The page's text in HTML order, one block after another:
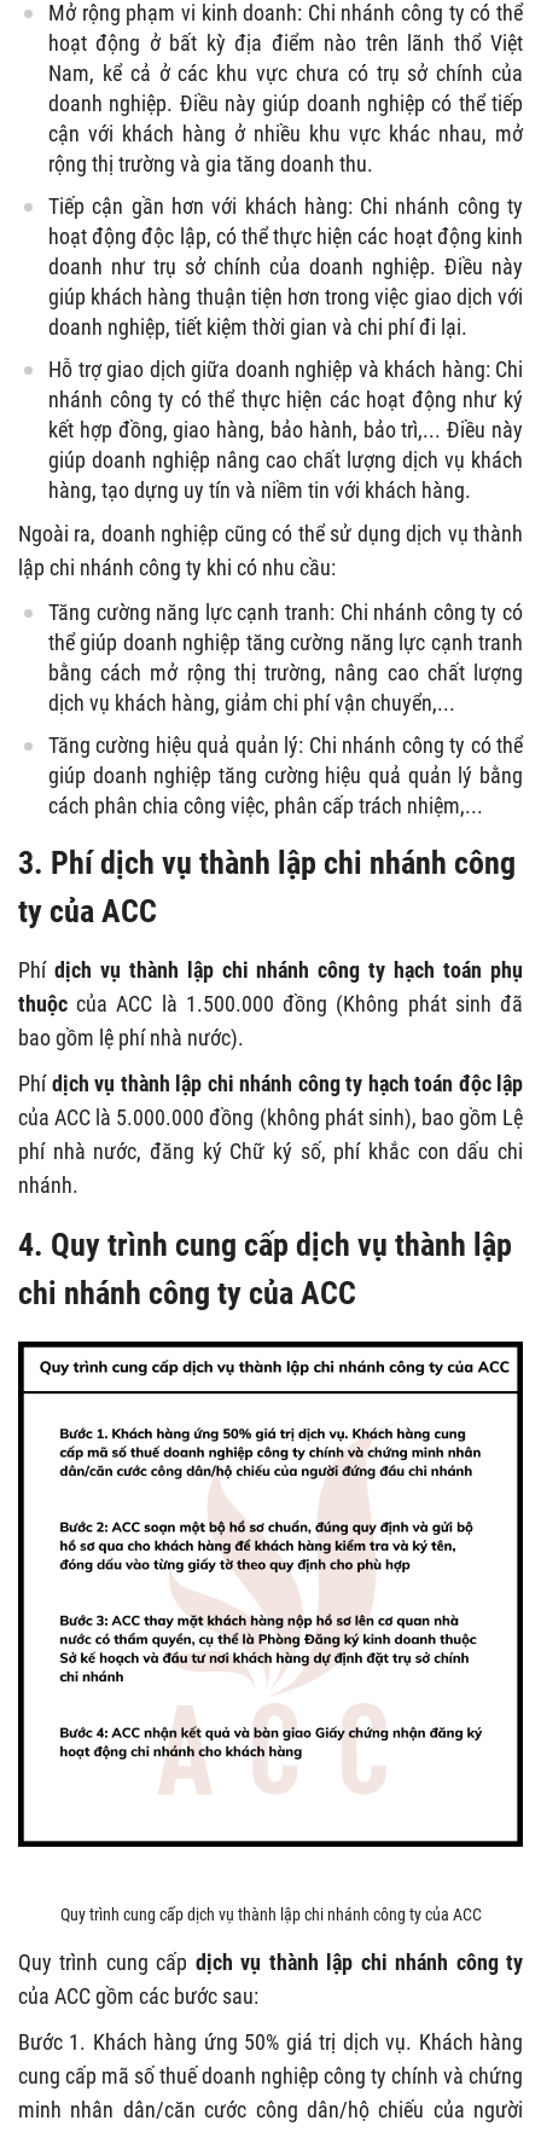
Mở rộng phạm vi kinh doanh: Chi nhánh công ty có thể
hoạt động ở bất kỳ địa điểm nào trên lãnh thổ Việt
Nam, kể cả ở các khu vực chưa có trụ sở chính của
doanh nghiệp. Điều này giúp doanh nghiệp có thể tiếp
cận với khách hàng ở nhiều khu vực khác nhau, mở
rộng thị trường và gia tăng doanh thu.
Tiếp cận gần hơn với khách hàng: Chi nhánh công ty
hoạt động độc lập, có thể thực hiện các hoạt động kinh
doanh như trụ sở chính của doanh nghiệp. Điều này
giúp khách hàng thuận tiện hơn trong việc giao dịch với
doanh nghiệp, tiết kiệm thời gian và chi phí đi lại.
Hỗ trợ giao dịch giữa doanh nghiệp và khách hàng: Chi
nhánh công ty có thể thực hiện các hoạt động như ký
kết hợp đồng, giao hàng, bảo hành, bảo trì,... Điều này
giúp doanh nghiệp nâng cao chất lượng dịch vụ khách
hàng, tạo dựng uy tín và niềm tin với khách hàng.
Ngoài ra, doanh nghiệp cũng có thể sử dụng dịch vụ thành
lập chi nhánh công ty khi có nhu cầu:
Tăng cường năng lực cạnh tranh: Chi nhánh công ty có
thể giúp doanh nghiệp tăng cường năng lực cạnh tranh
bằng cách mở rộng thị trường, nâng cao chất lượng
dịch vụ khách hàng, giảm chi phí vận chuyển,...
Tăng cường hiệu quả quản lý: Chi nhánh công ty có thể
giúp doanh nghiệp tăng cường hiệu quả quản lý bằng
cách phân chia công việc, phân cấp trách nhiệm,...
3. Phí dịch vụ thành lập chi nhánh công
ty của ACC
Phí dịch vụ thành lập chi nhánh công ty hạch toán phụ
thuộccủa ACC là 1.500.000 đồng (Không phát sinh đã
bao gồm lệ phí nhà nước).
Phídịch vụ thành lập chi nhánh công ty hạch toán độc lập
của ACC là 5.000.000 đồng (không phát sinh), bao gồm Lệ
phí nhà nước, đăng ký Chữ ký số, phí khắc con dấu chi
nhánh.
4. Quy trình cung cấp dịch vụ thành lập
chi nhánh công ty của ACC
Quy trình cung cấp dịch vụ thành lập chi nhánh công ty của ACC
Quy trình cung cấp dịch vụ thành lập chi nhánh công ty
của ACC gồm các bước sau:
Bước 1. Khách hàng ứng 50% giá trị dịch vụ. Khách hàng
cung cấp mã số thuế doanh nghiệp công ty chính và chứng
minh nhân dân/căn cước công dân/hộ chiếu của người